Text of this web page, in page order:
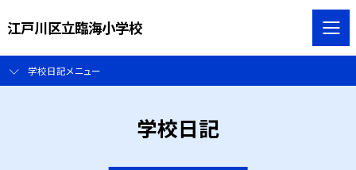
江戸川区立臨海小学校
学校日記メニュー
学校日記